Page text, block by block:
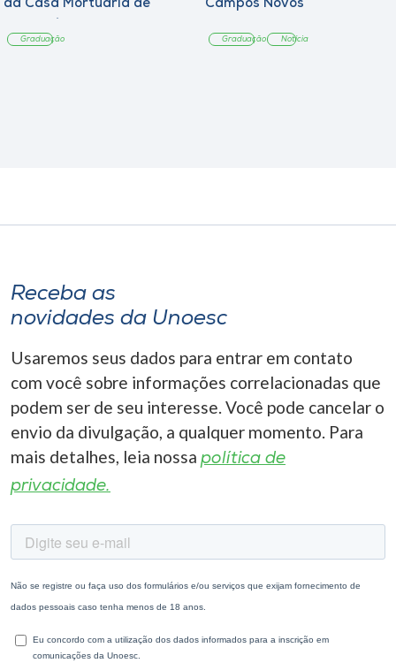
da Casa Mortuária de
Graduação
Campos Novos
Graduação Notícia
Receba as
novidades da Unoesc
Usaremos seus dados para entrar em contato
com você sobre informações correlacionadas que
podem ser de seu interesse. Você pode cancelar o
envio da divulgação, a qualquer momento. Para
mais detalhes, leia nossa política de
privacidade.